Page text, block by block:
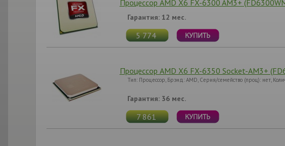
Процессор AMD X6 FX-6300 AM3+
Гарантия: 12 мес.
5 774
Процессор AMD X6 FX-6350 Socket-AM3+
Тип: Процессор, Брэнд: AMD, Серия/семейство (проц): нет,
Гарантия: 36 мес.
7 861